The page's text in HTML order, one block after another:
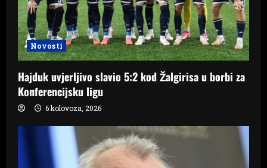
Novosti
Hajduk uvjerljivo slavio 5:2 kod Žalgirisa u borbi za
Konferencijsku ligu
6 kolovoza, 2026